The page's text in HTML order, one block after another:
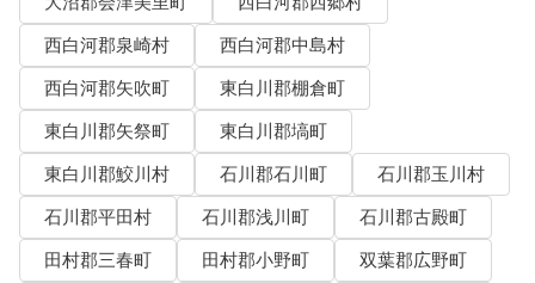
西白河郡泉崎村
西白河郡中島村
西白河郡矢吹町
東白川郡棚倉町
東白川郡矢祭町
東白川郡塙町
東白川郡鮫川村
石川郡石川町
石川郡玉川村
石川郡平田村
石川郡浅川町
石川郡古殿町
田村郡三春町
田村郡小野町
双葉郡広野町